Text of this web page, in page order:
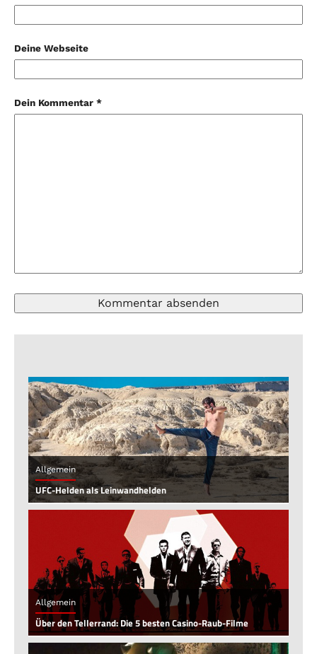
Deine Webseite
Dein Kommentar *
Allgemein
UFC-Helden als Leinwandhelden
Allgemein
Über den Tellerrand: Die 5 besten Casino-Raub-Filme